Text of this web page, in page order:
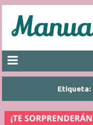
Etiqueta: